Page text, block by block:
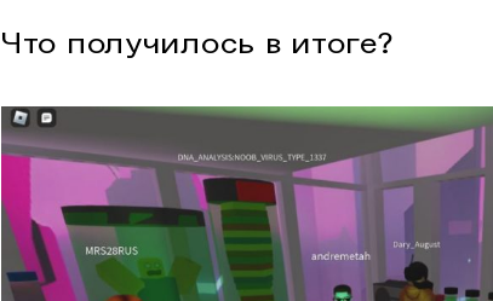
Что получилось в итоге?